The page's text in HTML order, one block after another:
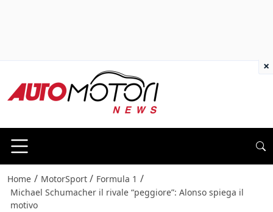
Home / MotorSport / Formula 1 /
Michael Schumacher il rivale “peggiore”: Alonso spiega il
motivo
×